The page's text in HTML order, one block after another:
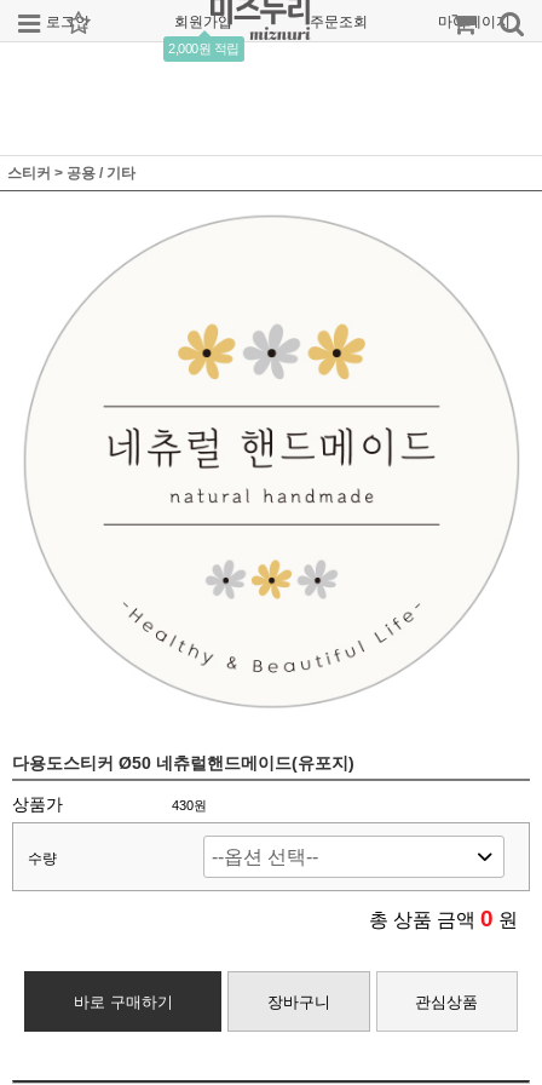
로그인 회원가입
2,000원 적립
주문조회 마이페이지
스티커 > 공용 / 기타
다용도스티커 Ø50 네츄럴핸드메이드(유포지)
상품가 430원
수량
총 상품 금액 0 원
바로 구매하기 장바구니 관심상품